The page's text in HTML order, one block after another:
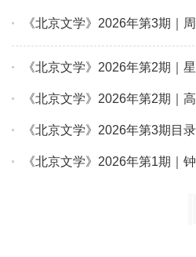
《北京文学》2026年第3期｜
《北京文学》2026年第2期｜
《北京文学》2026年第2期｜
《北京文学》2026年第3期目录
《北京文学》2026年第1期｜